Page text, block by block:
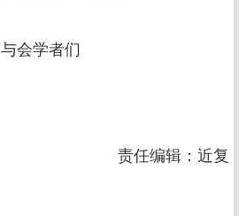
与会学者们
责任编辑：近复